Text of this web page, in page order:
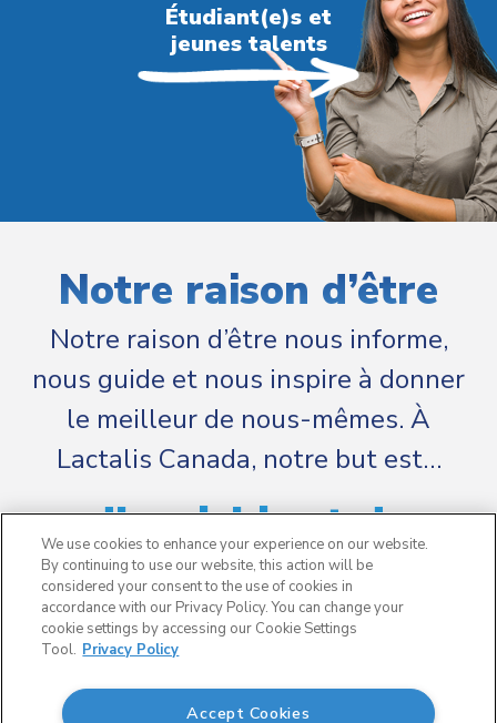
Étudiant(e)s et
jeunes talents
Notre raison d’être
Notre raison d’être nous informe,
nous guide et nous inspire à donner
le meilleur de nous-mêmes. À
Lactalis Canada, notre but est…
d’enrichir et de
soutenir la vie des
Canadiens.
We use cookies to enhance your experience on our website.
By continuing to use our website, this action will be
considered your consent to the use of cookies in
accordance with our Privacy Policy. You can change your
cookie settings by accessing our Cookie Settings
Tool. Privacy Policy
Accept Cookies